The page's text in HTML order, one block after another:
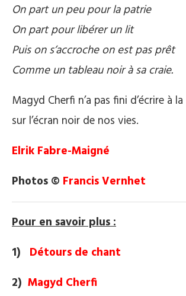
On part un peu pour la patrie
On part pour libérer un lit
Puis on s’accroche on est pas prêt
Comme un tableau noir à sa craie.
Magyd Cherfi n’a pas fini d’écrire à
sur l’écran noir de nos vies.
Elrik Fabre-Maigné
Photos © Francis Vernhet
Pour en savoir plus :
1) Détours de chant
2) Magyd Cherfi